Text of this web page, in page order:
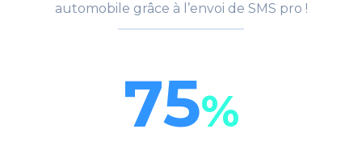
automobile grâce à l’envoi de SMS pro !
75%